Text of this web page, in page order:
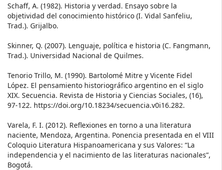
Schaff, A. (1982). Historia y verdad. Ensayo sobre la
objetividad del conocimiento histórico (I. Vidal Sanfeliu,
Trad.). Grijalbo.
Skinner, Q. (2007). Lenguaje, política e historia (C. Fangmann,
Trad.). Universidad Nacional de Quilmes.
Tenorio Trillo, M. (1990). Bartolomé Mitre y Vicente Fidel
López. El pensamiento historiográfico argentino en el siglo
XIX. Secuencia. Revista de Historia y Ciencias Sociales, (16),
97-122. https://doi.org/10.18234/secuencia.v0i16.282.
Varela, F. I. (2012). Reflexiones en torno a una literatura
naciente, Mendoza, Argentina. Ponencia presentada en el VIII
Coloquio Literatura Hispanoamericana y sus Valores: “La
independencia y el nacimiento de las literaturas nacionales”,
Bogotá.